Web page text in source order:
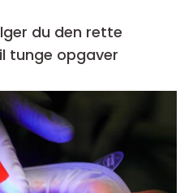
du den rette
tunge opgaver